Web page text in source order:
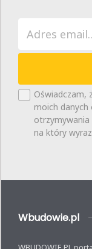
Oświadczam,
moich danych
na który
Wbudowie.pl